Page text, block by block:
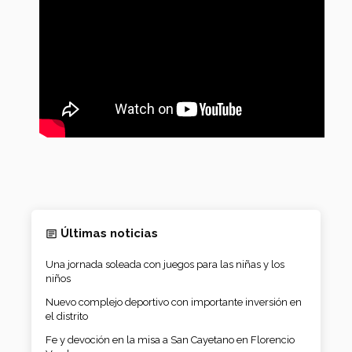
Últimas noticias
Una jornada soleada con juegos para las niñas y los
niños
Nuevo complejo deportivo con importante inversión en
el distrito
Fe y devoción en la misa a San Cayetano en Florencio